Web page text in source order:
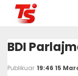
BDI
Publikuar 19:46 15